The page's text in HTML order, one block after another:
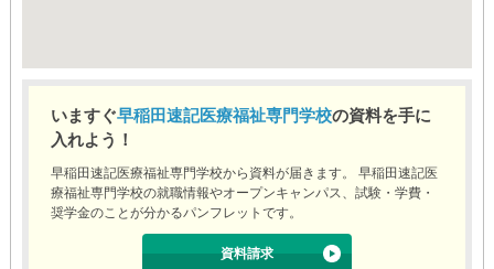
いますぐ早稲田速記医療福祉専門学校の資料を手に
入れよう！
早稲田速記医療福祉専門学校から資料が届きます。 早稲田速記医
療福祉専門学校の就職情報やオープンキャンパス、試験・学費・
奨学金のことが分かるパンフレットです。
資料請求